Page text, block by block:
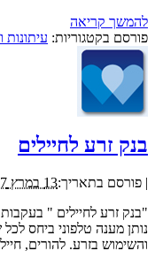
להמשך קריאה
פורסם בקטגוריות:
בנק זרע לחיילים
| פורסם בתאריך:13 במרץ 2007
"בנק זרע לחיילים "
נותן מענה טלפוני ביחס
והשימוש בזרע. להורים, חיילים